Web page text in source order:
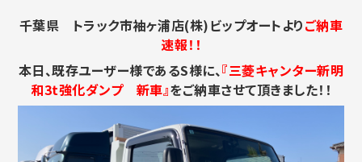
千葉県 トラック市袖ヶ浦店(株)ビップオートよりご納車
速報！！
本日、既存ユーザー様であるS様に、『三菱キャンター新明
和3t強化ダンプ 新車』をご納車させて頂きました！！